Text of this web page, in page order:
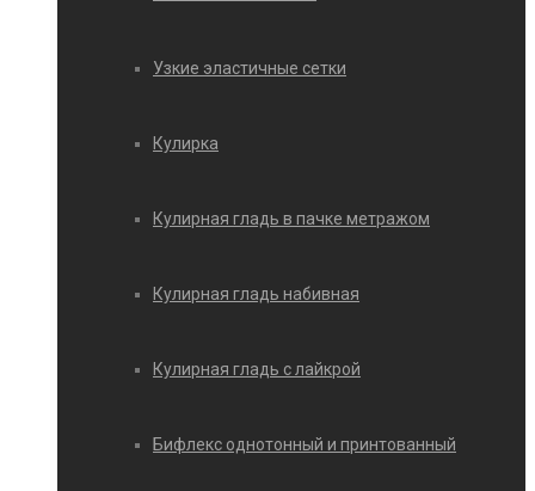
Узкие эластичные сетки
Кулирка
Кулирная гладь в пачке метражом
Кулирная гладь набивная
Кулирная гладь с лайкрой
Бифлекс однотонный и принтованный